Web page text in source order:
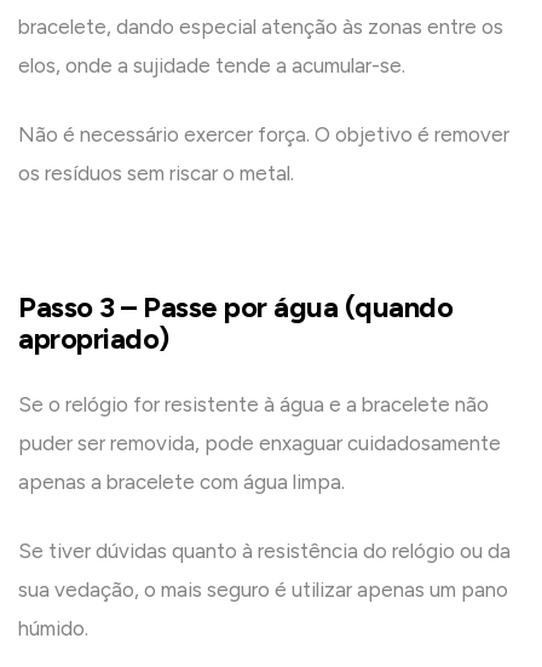
bracelete, dando especial atenção às zonas entre os
elos, onde a sujidade tende a acumular-se.
Não é necessário exercer força. O objetivo é remover
os resíduos sem riscar o metal.
Passo 3 – Passe por água (quando
apropriado)
Se o relógio for resistente à água e a bracelete não
puder ser removida, pode enxaguar cuidadosamente
apenas a bracelete com água limpa.
Se tiver dúvidas quanto à resistência do relógio ou da
sua vedação, o mais seguro é utilizar apenas um pano
húmido.